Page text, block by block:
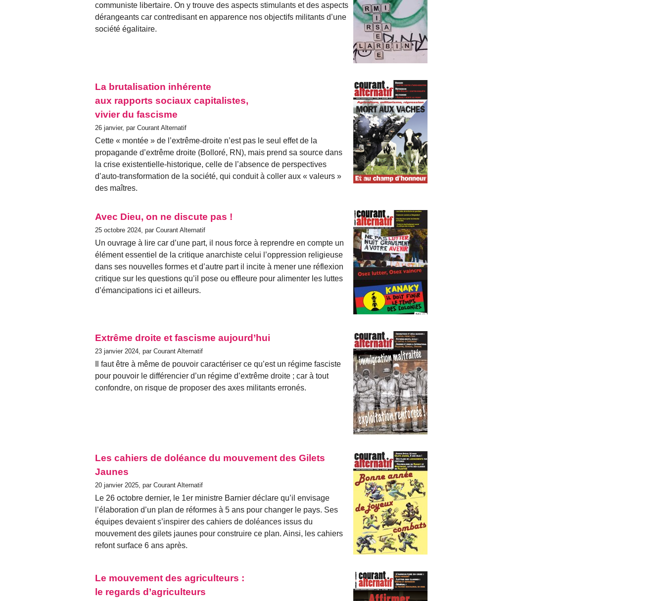
communiste libertaire. On y trouve des aspects stimulants et des aspects
dérangeants car contredisant en apparence nos objectifs militants d’une
société égalitaire.
La brutalisation inhérente
aux rapports sociaux capitalistes,
vivier du fascisme
26 janvier, par Courant Alternatif
Cette « montée » de l’extrême-droite n’est pas le seul effet de la
propagande d’extrême droite (Bolloré, RN), mais prend sa source dans
la crise existentielle-historique, celle de l’absence de perspectives
d’auto-transformation de la société, qui conduit à coller aux « valeurs »
des maîtres.
Avec Dieu, on ne discute pas !
25 octobre 2024, par Courant Alternatif
Un ouvrage à lire car d’une part, il nous force à reprendre en compte un
élément essentiel de la critique anarchiste celui l’oppression religieuse
dans ses nouvelles formes et d’autre part il incite à mener une réflexion
critique sur les questions qu’il pose ou effleure pour alimenter les luttes
d’émancipations ici et ailleurs.
Extrême droite et fascisme aujourd’hui
23 janvier 2024, par Courant Alternatif
Il faut être à même de pouvoir caractériser ce qu’est un régime fasciste
pour pouvoir le différencier d’un régime d’extrême droite ; car à tout
confondre, on risque de proposer des axes militants erronés.
Les cahiers de doléance du mouvement des Gilets
Jaunes
20 janvier 2025, par Courant Alternatif
Le 26 octobre dernier, le 1er ministre Barnier déclare qu’il envisage
l’élaboration d’un plan de réformes à 5 ans pour changer le pays. Ses
équipes devaient s’inspirer des cahiers de doléances issus du
mouvement des gilets jaunes pour construire ce plan. Ainsi, les cahiers
refont surface 6 ans après.
Le mouvement des agriculteurs :
le regards d’agriculteurs